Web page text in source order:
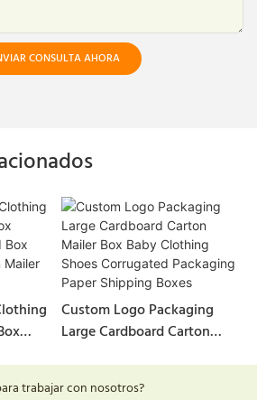
CONSULTA AHORA
Custom Logo Packaging
Large Cardboard Carton
trabajar con nosotros?